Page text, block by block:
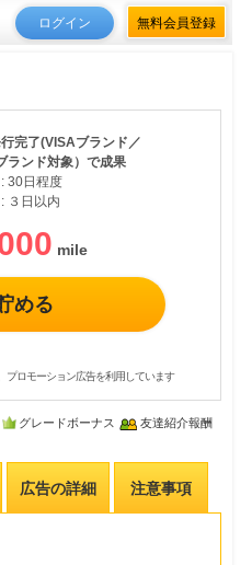
ログイン 無料会員登録
完了(VISAブランド／
ランド対象）で成果
: 30日程度
: ３日以内
める
プロモーション広告を利用しています
グレードボーナス 友達紹介報酬
広告の詳細 注意事項